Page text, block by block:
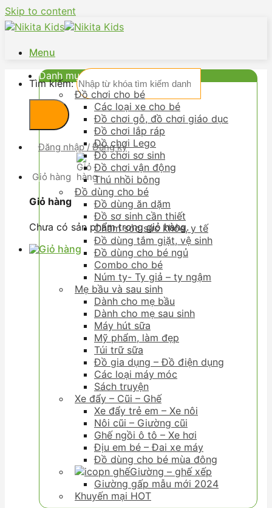
Skip to content
Menu
Tìm kiếm:
Đăng nhập / Đăng ký
Giỏ hàng
Giỏ hàng
Chưa có sản phẩm trong giỏ hàng.
Danh mục
Đồ chơi cho bé
Các loại xe cho bé
Đồ chơi gỗ, đồ chơi giáo dục
Đồ chơi lắp ráp
Đồ chơi Lego
Đồ chơi sơ sinh
Đồ chơi vận động
Thú nhồi bông
Đồ dùng cho bé
Đồ dùng ăn dặm
Đồ sơ sinh cần thiết
Chăm sóc sức khỏe, y tế
Đồ dùng tắm giặt, vệ sinh
Đồ dùng cho bé ngủ
Combo cho bé
Núm ty- Ty giả – ty ngậm
Mẹ bầu và sau sinh
Dành cho mẹ bầu
Dành cho mẹ sau sinh
Máy hút sữa
Mỹ phẩm, làm đẹp
Túi trữ sữa
Đồ gia dụng – Đồ điện dụng
Các loại máy móc
Sách truyện
Xe đẩy – Cũi – Ghế
Xe đẩy trẻ em – Xe nôi
Nôi cũi – Giường cũi
Ghế ngồi ô tô – Xe hơi
Địu em bé – Đai xe máy
Đồ dùng cho bé mùa đông
Giường – ghế xếp
Giường gấp mẫu mới 2024
Khuyến mại HOT